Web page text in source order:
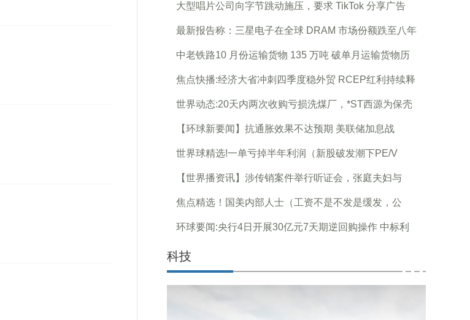
大型唱片公司向字节跳动施压，要求 TikTok 分享广告
最新报告称：三星电子在全球 DRAM 市场份额跌至八年
中老铁路10 月份运输货物 135 万吨 破单月运输货物历
焦点快播:经济大省冲刺四季度稳外贸 RCEP红利持续释
世界动态:20天内两次收购亏损洗煤厂，*ST西源为保壳
【环球新要闻】抗通胀效果不达预期 美联储加息战
世界球精选!一单亏掉半年利润（新股破发潮下PE/V
【世界播资讯】涉传销案件举行听证会，张庭夫妇与
焦点精选！国美内部人士（工资不是不发是缓发，公
环球要闻:央行4日开展30亿元7天期逆回购操作 中标利
科技